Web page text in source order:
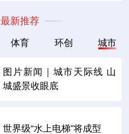
最新推荐
体育 环创 城市
图片新闻｜城市天际线 山
城盛景收眼底
世界级“水上电梯”将成型